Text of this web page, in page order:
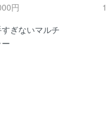
円
ぎないマルチ